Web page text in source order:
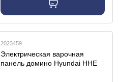
2023459
Электрическая варочная
панель домино Hyundai HHE